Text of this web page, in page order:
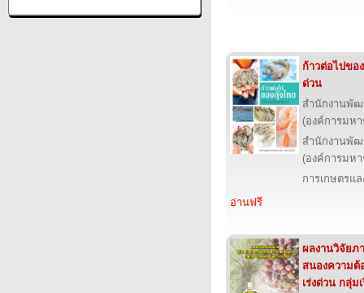
ก้าวต่อไปขอ
ด่วน
สำนักงานพัฒ
(องค์การมห
สำนักงานพัฒ
(องค์การมห
การเกษตรแ
อ่านฟรี
ผลงานวิจัยภ
สนองความต้
เร่งด่วน กลุ่ม